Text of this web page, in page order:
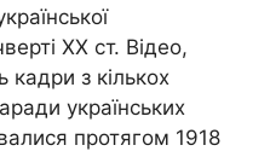
ХХ ст. Відео,
з кількох
українських
протягом 1918